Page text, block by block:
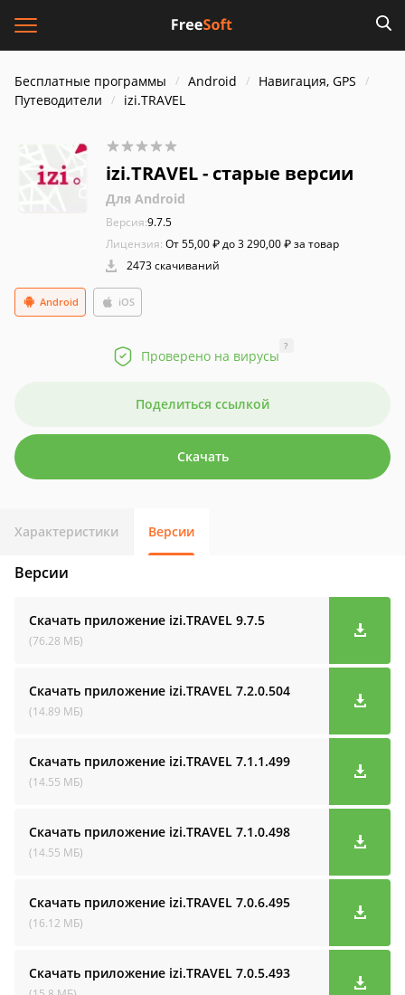
Бесплатные программы Android
Навигация, GPS
Путеводители
izi.TRAVEL
izi.TRAVEL - старые версии
Для Android
Версия:9.7.5
Лицензия: От 55,00 ₽ до 3 290,00 ₽ за товар
2473 скачиваний
Android iOS
Проверено на вирусы
?
Поделиться ссылкой
Скачать
Характеристики Версии
Версии
Скачать приложение izi.TRAVEL 9.7.5
(76.28 МБ)
Скачать приложение izi.TRAVEL 7.2.0.504
(14.89 МБ)
Скачать приложение izi.TRAVEL 7.1.1.499
(14.55 МБ)
Скачать приложение izi.TRAVEL 7.1.0.498
(14.55 МБ)
Скачать приложение izi.TRAVEL 7.0.6.495
(16.12 МБ)
Скачать приложение izi.TRAVEL 7.0.5.493